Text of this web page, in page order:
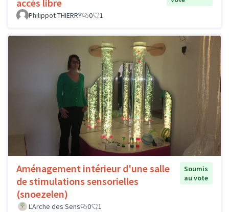
accès libre
Philippot THIERRY
0 1
Aménagement intérieur d'une salle
de stimulations sensorielles
(snoezelen)
Soumis
au vote
L'Arche des Sens 0 1